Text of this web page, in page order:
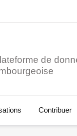
de
Contribuer